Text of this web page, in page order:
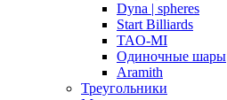
Dyna | spheres
Start Billiards
TAO-MI
Одиночные шары
Aramith
Треугольники